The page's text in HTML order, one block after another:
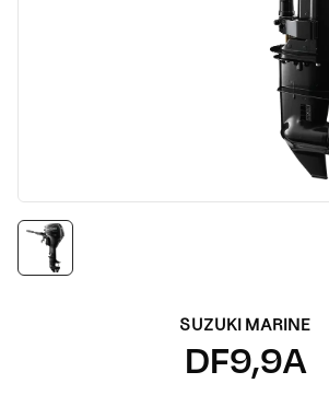
SUZUKI MARINE
DF9,9A